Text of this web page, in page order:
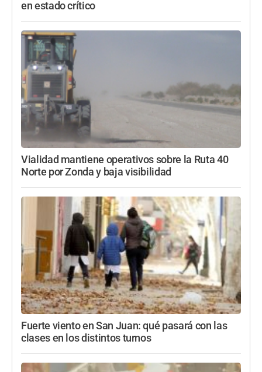
en estado crítico
Vialidad mantiene operativos sobre la Ruta 40
Norte por Zonda y baja visibilidad
Fuerte viento en San Juan: qué pasará con las
clases en los distintos turnos